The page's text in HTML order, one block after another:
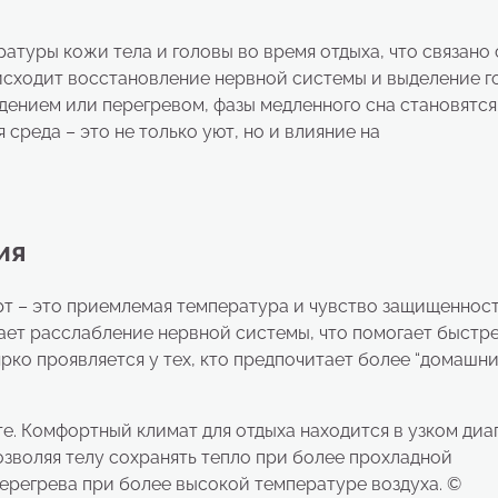
кожи тела и головы во время отдыха, что связано
восстановление нервной системы и выделение
или перегревом, фазы медленного сна становятся
– это не только уют, но и влияние на
это приемлемая температура и чувство
расслабление нервной системы, что помогает
проявляется у тех, кто предпочитает более
климат для отдыха находится в узком
телу сохранять тепло при более прохладной
при более высокой температуре воздуха. ©